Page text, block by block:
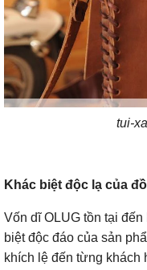
tui-
Khác biệt độc lạ của
Vốn dĩ OLUG tồn tại
biệt độc đáo của sản
khích lệ đến từng khách